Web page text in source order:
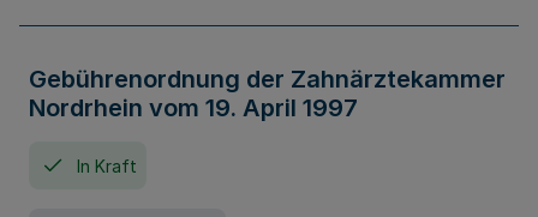
Gebührenordnung der Zahnärztekammer
Nordrhein vom 19. April 1997
In Kraft